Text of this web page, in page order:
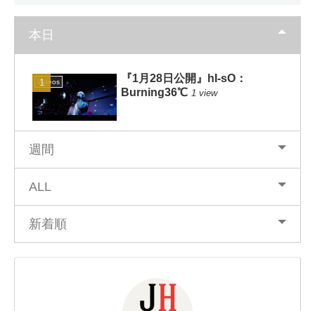
本日
Videos
『1月28日公開』hI-sO：
Burning36℃ 1 view
週間
ALL
新着順